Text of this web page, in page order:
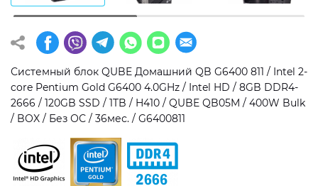
Операционная система
Windows 11 Home
Windows 11 Pro
Без ОС
HDD
SSD + HDD
Дополнительно
RGB-подсветка
Системный блок QUBE Домашний QB G6400 811 / Intel 2-
core Pentium Gold G6400 4.0GHz / Intel HD / 8GB DDR4-
2666 / 120GB SSD / 1TB / H410 / QUBE QB05M / 400W Bulk
/ BOX / Без ОС / 36мес. / G6400811